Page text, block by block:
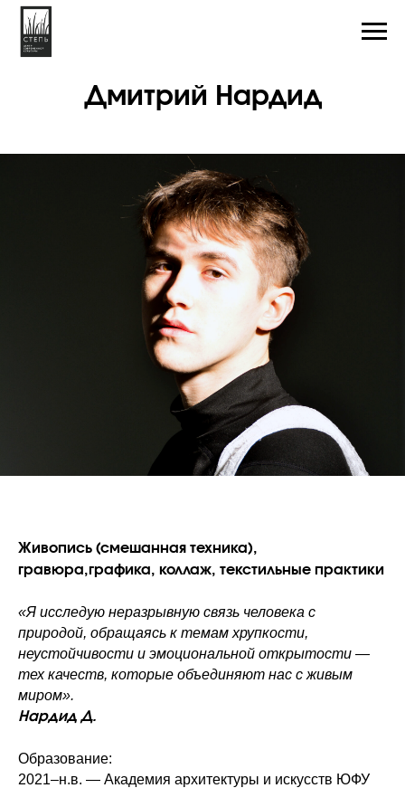
Дмитрий Нардид
Живопись (смешанная техника),
гравюра,графика, коллаж, текстильные практики
«Я исследую неразрывную связь человека с
природой, обращаясь к темам хрупкости,
неустойчивости и эмоциональной открытости —
тех качеств, которые объединяют нас с живым
миром».
Нардид Д.
Образование:
2021–н.в. — Академия архитектуры и искусств ЮФУ